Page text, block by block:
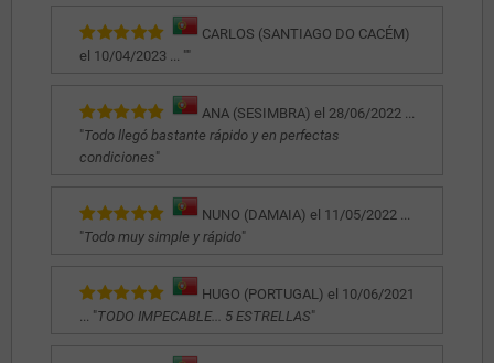
CARLOS (SANTIAGO DO CACÉM)
el 10/04/2023 ... ""
ANA (SESIMBRA) el 28/06/2022 ...
"Todo llegó bastante rápido y en perfectas
condiciones"
NUNO (DAMAIA) el 11/05/2022 ...
"Todo muy simple y rápido"
HUGO (PORTUGAL) el 10/06/2021
... "TODO IMPECABLE... 5 ESTRELLAS"